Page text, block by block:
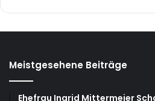
Meistgesehene Beiträge
Ehefrau Ingrid Mittermeier